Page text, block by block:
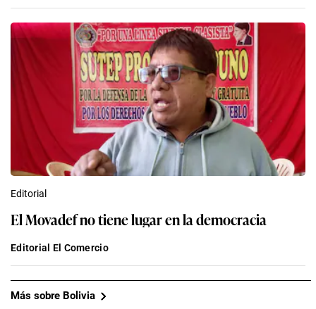
Editorial
El Movadef no tiene lugar en la democracia
Editorial El Comercio
Más sobre Bolivia